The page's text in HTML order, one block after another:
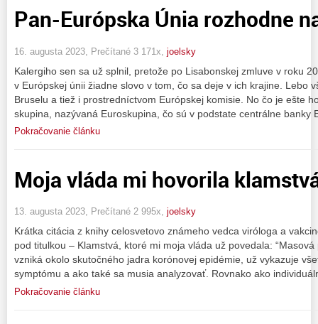
Pan-Európska Únia rozhodne
16. augusta 2023, Prečítané 3 171x, joelsky
Kalergiho sen sa už splnil, pretože po Lisabonskej zmluve v roku
v Európskej únii žiadne slovo v tom, čo sa deje v ich krajine. Lebo
Bruselu a tiež i prostredníctvom Európskej komisie. No čo je ešte
skupina, nazývaná Euroskupina, čo sú v podstate centrálne banky
Pokračovanie článku
Moja vláda mi hovorila
13. augusta 2023, Prečítané 2 995x, joelsky
Krátka citácia z knihy celosvetovo známeho vedca viróloga a
pod titulkou – Klamstvá, ktoré mi moja vláda už povedala:
vzniká okolo skutočného jadra korónovej epidémie, už vykazuje
symptómu a ako také sa musia analyzovať. Rovnako ako
Pokračovanie článku